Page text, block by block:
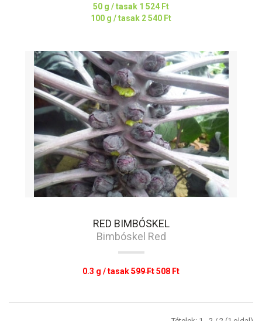
50 g / tasak 1 524 Ft
100 g / tasak 2 540 Ft
RED BIMBÓSKEL
Bimbóskel Red
0.3 g / tasak599 Ft508 Ft